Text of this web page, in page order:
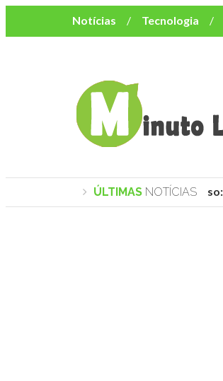
Notícias Tecnologia
Mulher
Bem-Estar
ÚLTIMAS NOTÍCIAS
Praias de Trancoso: